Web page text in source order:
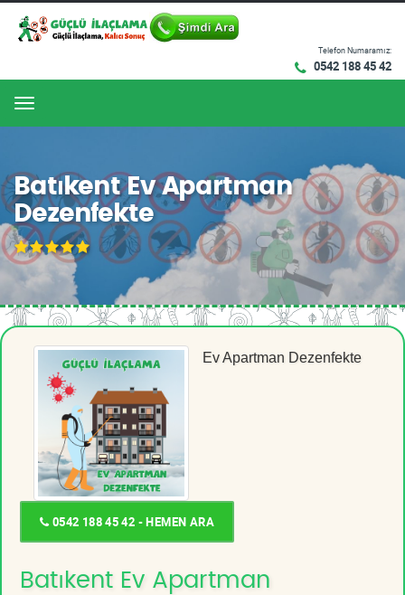
Telefon Numaramız:
0542 188 45 42
Menu
Batıkent Ev Apartman
Dezenfekte
Ev Apartman Dezenfekte
0542 188 45 42 - HEMEN ARA
Batıkent Ev Apartman